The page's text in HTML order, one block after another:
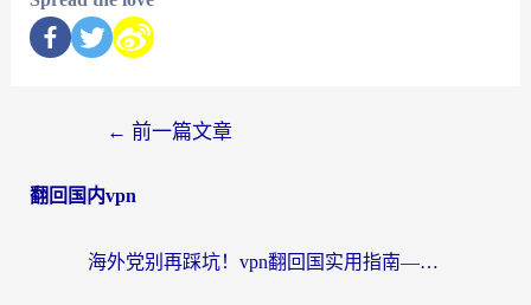
← 前一篇文章
翻回国内vpn
海外党别再踩坑！vpn翻回国实用指南——选对加速器，国内资源无缝用